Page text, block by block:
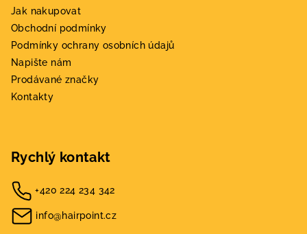
Jak nakupovat
Obchodní podmínky
Podmínky ochrany osobních údajů
Napište nám
Prodávané značky
Kontakty
Rychlý kontakt
+420 224 234 342
info@hairpoint.cz